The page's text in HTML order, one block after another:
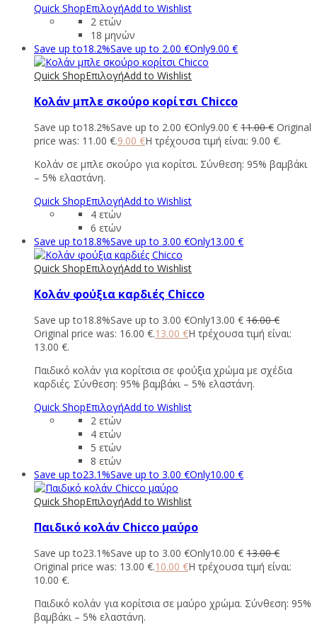
Quick ShopΕπιλογήAdd to Wishlist
2 ετών
18 μηνών
Save up to18.2%Save up to 2.00 €Only9.00 €
Quick ShopΕπιλογήAdd to Wishlist
Κολάν μπλε σκούρο κορίτσι Chicco
Save up to18.2%Save up to 2.00 €Only9.00 € 11.00€ Original
price was: 11.00 €.9.00 €Η τρέχουσα τιμή είναι: 9.00 €.
Κολάν σε μπλε σκούρο για κορίτσι. Σύνθεση: 95% βαμβάκι
– 5% ελαστάνη.
Quick ShopΕπιλογήAdd to Wishlist
4 ετών
6 ετών
Save up to18.8%Save up to 3.00 €Only13.00 €
Quick ShopΕπιλογήAdd to Wishlist
Κολάν φούξια καρδιές Chicco
Save up to18.8%Save up to 3.00 €Only13.00 € 16.00€
Original price was: 16.00 €.13.00 €Η τρέχουσα τιμή είναι:
13.00 €.
Παιδικό κολάν για κορίτσια σε φούξια χρώμα με σχέδια
καρδιές. Σύνθεση: 95% βαμβάκι – 5% ελαστάνη.
Quick ShopΕπιλογήAdd to Wishlist
2 ετών
4 ετών
5 ετών
8 ετών
Save up to23.1%Save up to 3.00 €Only10.00 €
Quick ShopΕπιλογήAdd to Wishlist
Παιδικό κολάν Chicco μαύρο
Save up to23.1%Save up to 3.00 €Only10.00 € 13.00€
Original price was: 13.00 €.10.00 €Η τρέχουσα τιμή είναι:
10.00 €.
Παιδικό κολάν για κορίτσια σε μαύρο χρώμα. Σύνθεση: 95%
βαμβάκι – 5% ελαστάνη.